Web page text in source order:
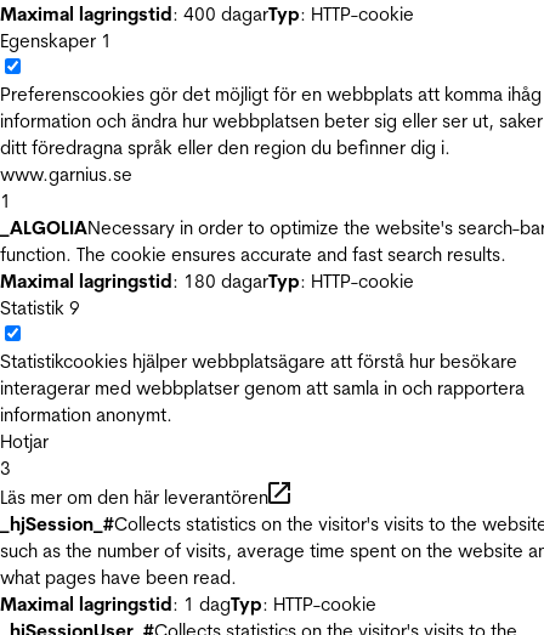
Maximal lagringstid: 400 dagarTyp: HTTP-cookie
Egenskaper 1
Preferenscookies gör det möjligt för en webbplats att komma ihåg
information och ändra hur webbplatsen beter sig eller ser ut,
ditt föredragna språk eller den region du befinner dig i.
www.garnius.se
1
_ALGOLIANecessary in order to optimize the website's search-
function. The cookie ensures accurate and fast search results.
Maximal lagringstid: 180 dagarTyp: HTTP-cookie
Statistik 9
Statistikcookies hjälper webbplatsägare att förstå hur besökare
interagerar med webbplatser genom att samla in och rapportera
information anonymt.
Hotjar
3
Läs mer om den här leverantören
_hjSession_#Collects statistics on the visitor's visits to the
such as the number of visits, average time spent on the website
what pages have been read.
Maximal lagringstid: 1 dagTyp: HTTP-cookie